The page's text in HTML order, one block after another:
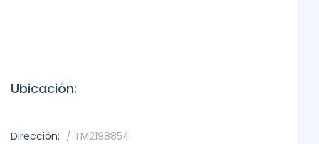
Ubicación:
Dirección: / TM2198854